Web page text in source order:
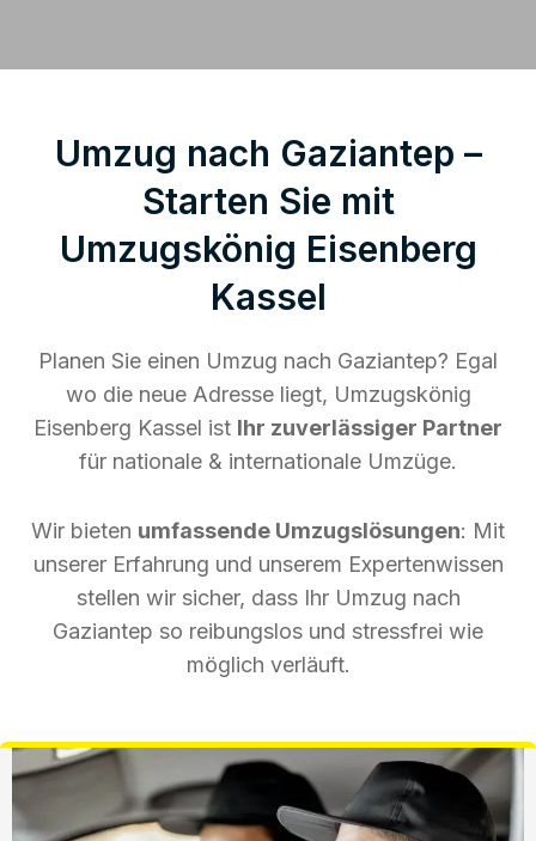
Umzug nach Gaziantep –
Starten Sie mit
Umzugskönig Eisenberg
Kassel
Planen Sie einen Umzug nach Gaziantep? Egal
wo die neue Adresse liegt, Umzugskönig
Eisenberg Kassel ist Ihr zuverlässiger Partner
für nationale & internationale Umzüge.
Wir bieten umfassende Umzugslösungen: Mit
unserer Erfahrung und unserem Expertenwissen
stellen wir sicher, dass Ihr Umzug nach
Gaziantep so reibungslos und stressfrei wie
möglich verläuft.